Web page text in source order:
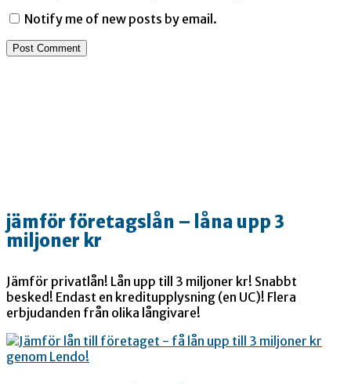
Notify me of new posts by email.
jämför företagslån – låna upp 3
miljoner kr
Jämför privatlån! Lån upp till 3 miljoner kr! Snabbt
besked! Endast en kreditupplysning (en UC)! Flera
erbjudanden från olika långivare!